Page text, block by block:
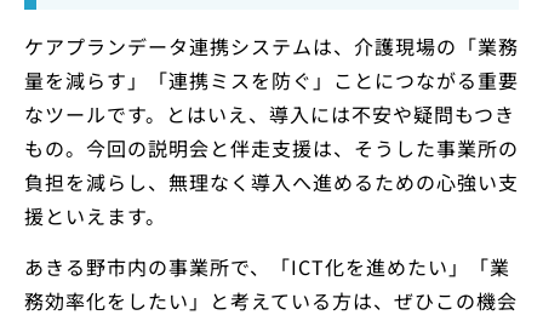
ケアプランデータ連携システムは、介護現場の「業務
量を減らす」「連携ミスを防ぐ」ことにつながる重要
なツールです。とはいえ、導入には不安や疑問もつき
もの。今回の説明会と伴走支援は、そうした事業所の
負担を減らし、無理なく導入へ進めるための心強い支
援といえます。
あきる野市内の事業所で、「ICT化を進めたい」「業
務効率化をしたい」と考えている方は、ぜひこの機会